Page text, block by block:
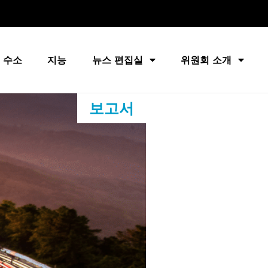
수소 지능 뉴스 편집실 위원회 소개
보고서